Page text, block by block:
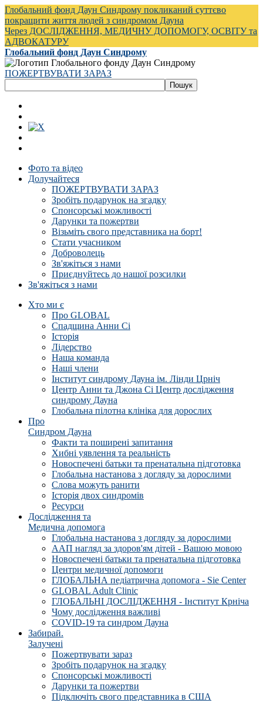
Глобальний фонд Даун Синдрому покликаний суттєво
покращити життя людей з синдромом Дауна
Через ДОСЛІДЖЕННЯ, МЕДИЧНУ ДОПОМОГУ, ОСВІТУ та
АДВОКАТУРУ
Глобальний фонд Даун Синдрому
ПОЖЕРТВУВАТИ ЗАРАЗ
Фото та відео
Долучайтеся
ПОЖЕРТВУВАТИ ЗАРАЗ
Зробіть подарунок на згадку
Спонсорські можливості
Дарунки та пожертви
Візьміть свого представника на борт!
Стати учасником
Доброволець
Зв'яжіться з нами
Приєднуйтесь до нашої розсилки
Зв'яжіться з нами
Хто ми є
Про GLOBAL
Спадщина Анни Сі
Історія
Лідерство
Наша команда
Наші члени
Інститут синдрому Дауна ім. Лінди Црніч
Центр Анни та Джона Сі Центр дослідження
синдрому Дауна
Глобальна пілотна клініка для дорослих
Про
Синдром Дауна
Факти та поширені запитання
Хибні уявлення та реальність
Новоспечені батьки та пренатальна підготовка
Глобальна настанова з догляду за дорослими
Слова можуть ранити
Історія двох синдромів
Ресурси
Дослідження та
Медична допомога
Глобальна настанова з догляду за дорослими
ААП нагляд за здоров'ям дітей - Вашою мовою
Новоспечені батьки та пренатальна підготовка
Центри медичної допомоги
ГЛОБАЛЬНА педіатрична допомога - Sie Center
GLOBAL Adult Clinic
ГЛОБАЛЬНІ ДОСЛІДЖЕННЯ - Інститут Крніча
Чому дослідження важливі
COVID-19 та синдром Дауна
Забирай.
Залучені
Пожертвувати зараз
Зробіть подарунок на згадку
Спонсорські можливості
Дарунки та пожертви
Підключіть свого представника в США